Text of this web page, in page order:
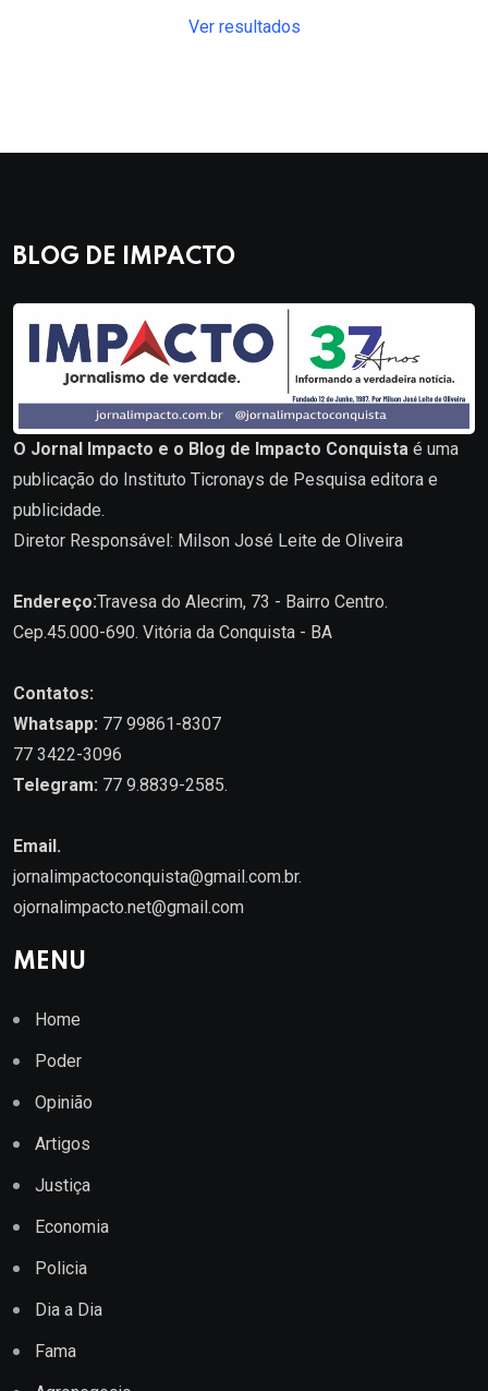
Ver resultados
BLOG DE IMPACTO
O Jornal Impacto e o Blog de Impacto Conquista é uma
publicação do Instituto Ticronays de Pesquisa editora e
publicidade.
Diretor Responsável: Milson José Leite de Oliveira
Endereço:Travesa do Alecrim, 73 - Bairro Centro.
Cep.45.000-690. Vitória da Conquista - BA
Contatos:
Whatsapp: 77 99861-8307
77 3422-3096
Telegram: 77 9.8839-2585.
Email.
jornalimpactoconquista@gmail.com.br.
ojornalimpacto.net@gmail.com
MENU
Home
Poder
Opinião
Artigos
Justiça
Economia
Policia
Dia a Dia
Fama